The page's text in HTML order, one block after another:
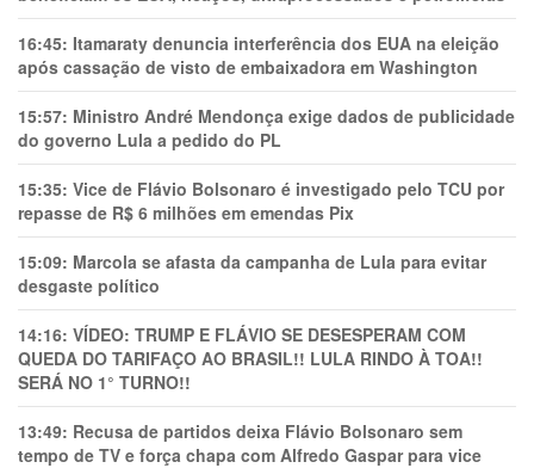
16:45: Itamaraty denuncia interferência dos EUA na eleição
após cassação de visto de embaixadora em Washington
15:57: Ministro André Mendonça exige dados de publicidade
do governo Lula a pedido do PL
15:35: Vice de Flávio Bolsonaro é investigado pelo TCU por
repasse de R$ 6 milhões em emendas Pix
15:09: Marcola se afasta da campanha de Lula para evitar
desgaste político
14:16: VÍDEO: TRUMP E FLÁVIO SE DESESPERAM COM
QUEDA DO TARIFAÇO AO BRASIL!! LULA RINDO À TOA!!
SERÁ NO 1° TURNO!!
13:49: Recusa de partidos deixa Flávio Bolsonaro sem
tempo de TV e força chapa com Alfredo Gaspar para vice